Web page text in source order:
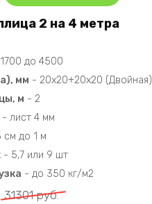
2 на 4 метра
до 4500
мм - 20х20+20х20 (Двойная)
м - 2
- лист 4 мм
см до 1 м
- 5,7 или 9 шт
- до 350 кг/м2
31301руб.